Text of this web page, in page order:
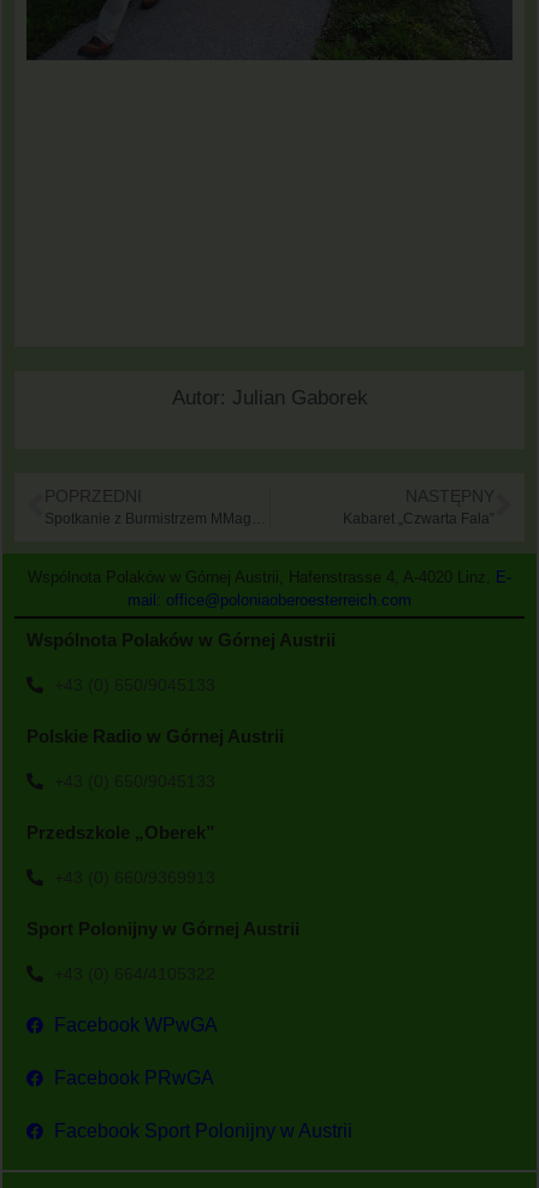
Autor: Julian Gaborek
POPRZEDNI NASTĘPNY
Kabaret „Czwarta Fala”
Wspólnota Polaków w Górnej Austrii, Hafenstrasse 4, A-4020 Linz, E-
mail: office@poloniaoberoesterreich.com
Wspólnota Polaków w Górnej Austrii
+43 (0) 650/9045133
Polskie Radio w Górnej Austrii
+43 (0) 650/9045133
Przedszkole „Oberek”
+43 (0) 660/9369913
Sport Polonijny w Górnej Austrii
+43 (0) 664/4105322
Facebook WPwGA
Facebook PRwGA
Facebook Sport Polonijny w Austrii